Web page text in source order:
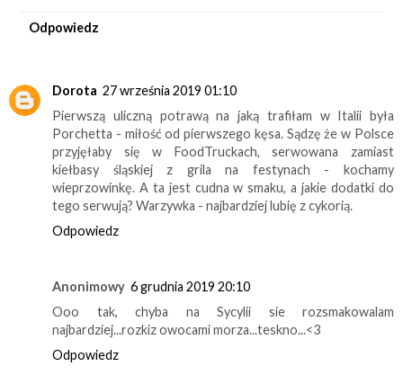
Odpowiedz
Dorota 27 września 2019 01:10
Pierwszą uliczną potrawą na jaką trafiłam w Italii była
Porchetta - miłość od pierwszego kęsa. Sądzę że w Polsce
przyjęłaby się w FoodTruckach, serwowana zamiast
kiełbasy śląskiej z grila na festynach - kochamy
wieprzowinkę. A ta jest cudna w smaku, a jakie dodatki do
tego serwują? Warzywka - najbardziej lubię z cykorią.
Odpowiedz
Anonimowy 6 grudnia 2019 20:10
Ooo tak, chyba na Sycylii sie rozsmakowalam
najbardziej...rozkiz owocami morza...teskno...<3
Odpowiedz